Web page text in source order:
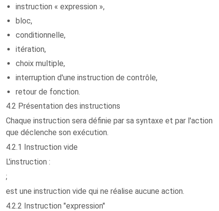
instruction « expression »,
bloc,
conditionnelle,
itération,
choix multiple,
interruption d'une instruction de contrôle,
retour de fonction.
4.2 Présentation des instructions
Chaque instruction sera définie par sa syntaxe et par l'action
que déclenche son exécution.
4.2.1 Instruction vide
L'instruction :
;
est une instruction vide qui ne réalise aucune action.
4.2.2 Instruction "expression"